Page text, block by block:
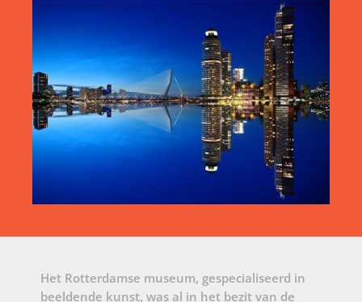
Het Rotterdamse museum, gespecialiseerd in
beeldende kunst, was al in het bezit van de